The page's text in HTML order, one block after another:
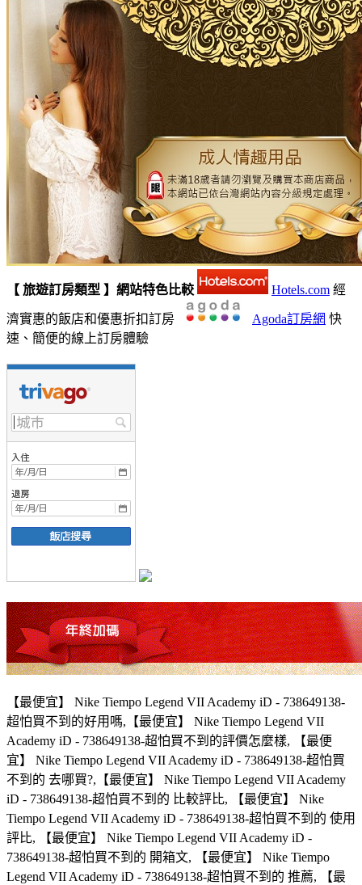
【 旅遊訂房類型 】網站特色比較 Hotels.com 經
濟實惠的飯店和優惠折扣訂房 Agoda訂房網 快
速、簡便的線上訂房體驗
【最便宜】 Nike Tiempo Legend VII Academy iD - 738649138-
超怕買不到的好用嗎,【最便宜】 Nike Tiempo Legend VII
Academy iD - 738649138-超怕買不到的評價怎麼樣, 【最便
宜】 Nike Tiempo Legend VII Academy iD - 738649138-超怕買
不到的 去哪買?,【最便宜】 Nike Tiempo Legend VII Academy
iD - 738649138-超怕買不到的 比較評比, 【最便宜】 Nike
Tiempo Legend VII Academy iD - 738649138-超怕買不到的 使用
評比, 【最便宜】 Nike Tiempo Legend VII Academy iD -
738649138-超怕買不到的 開箱文, 【最便宜】 Nike Tiempo
Legend VII Academy iD - 738649138-超怕買不到的 推薦, 【最